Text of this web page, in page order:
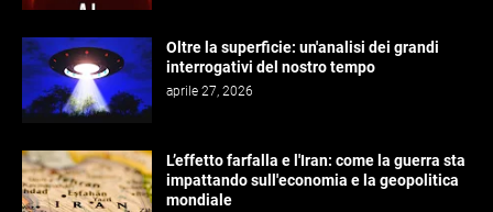
Oltre la superficie: un'analisi dei grandi
interrogativi del nostro tempo
aprile 27, 2026
L’effetto farfalla e l'Iran: come la guerra sta
impattando sull'economia e la geopolitica
mondiale